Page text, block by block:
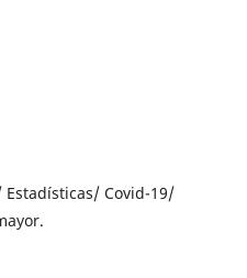
Covid-19/